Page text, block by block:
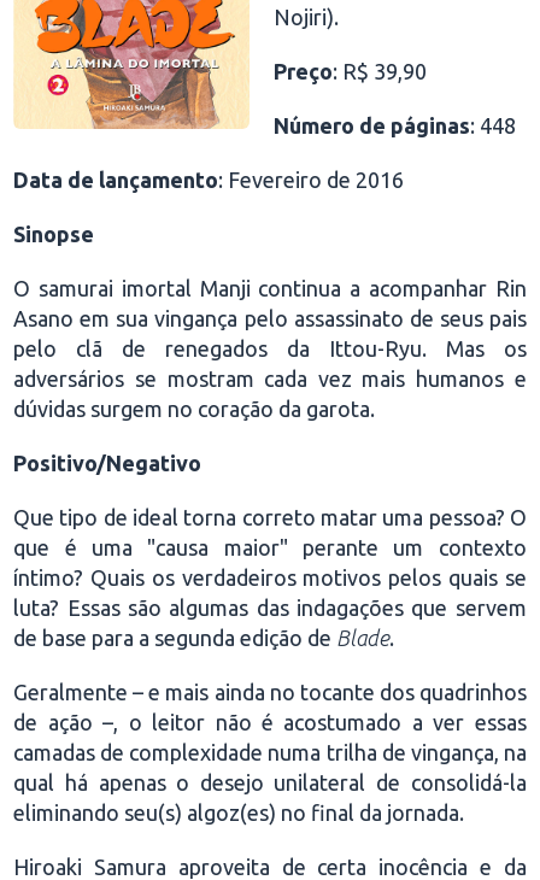
Nojiri).
Preço: R$ 39,90
Número de páginas: 448
Data de lançamento: Fevereiro de 2016
Sinopse
O samurai imortal Manji continua a acompanhar Rin
Asano em sua vingança pelo assassinato de seus pais
pelo clã de renegados da Ittou-Ryu. Mas os
adversários se mostram cada vez mais humanos e
dúvidas surgem no coração da garota.
Positivo/Negativo
Que tipo de ideal torna correto matar uma pessoa? O
que é uma "causa maior" perante um contexto
íntimo? Quais os verdadeiros motivos pelos quais se
luta? Essas são algumas das indagações que servem
de base para a segunda edição de Blade.
Geralmente – e mais ainda no tocante dos quadrinhos
de ação –, o leitor não é acostumado a ver essas
camadas de complexidade numa trilha de vingança, na
qual há apenas o desejo unilateral de consolidá-la
eliminando seu(s) algoz(es) no final da jornada.
Hiroaki Samura aproveita de certa inocência e da